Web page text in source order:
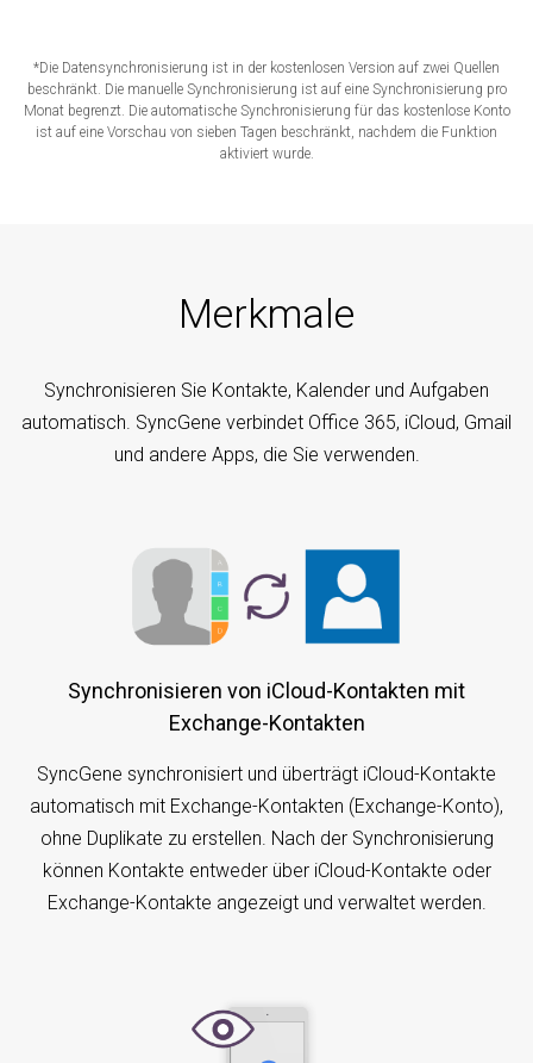
*Die Datensynchronisierung ist in der kostenlosen Version auf zwei Quellen
beschränkt. Die manuelle Synchronisierung ist auf eine Synchronisierung pro
Monat begrenzt. Die automatische Synchronisierung für das kostenlose Konto
ist auf eine Vorschau von sieben Tagen beschränkt, nachdem die Funktion
aktiviert wurde.
Merkmale
Synchronisieren Sie Kontakte, Kalender und Aufgaben
automatisch. SyncGene verbindet Office 365, iCloud, Gmail
und andere Apps, die Sie verwenden.
Synchronisieren von iCloud-Kontakten mit
Exchange-Kontakten
SyncGene synchronisiert und überträgt iCloud-Kontakte
automatisch mit Exchange-Kontakten (Exchange-Konto),
ohne Duplikate zu erstellen. Nach der Synchronisierung
können Kontakte entweder über iCloud-Kontakte oder
Exchange-Kontakte angezeigt und verwaltet werden.